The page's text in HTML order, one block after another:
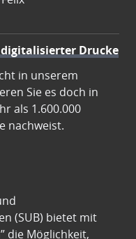
digitalisierter Drucke
in unserem
Sie es doch in
als 1.600.000
nachweist.
(SUB) bietet mit
die Möglichkeit,